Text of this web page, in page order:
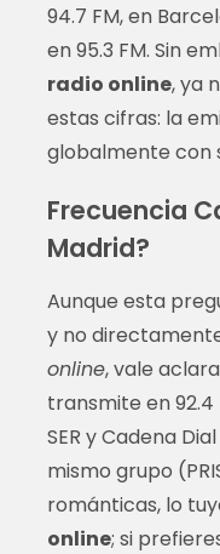
94.7 FM, en
en 95.3 FM. Sin
radio online, ya
estas cifras: la
globalmente con
Frecuencia
Madrid?
Aunque esta
y no
online, vale
transmite en 92.4
SER y Cadena
mismo grupo
románticas, lo
online; si